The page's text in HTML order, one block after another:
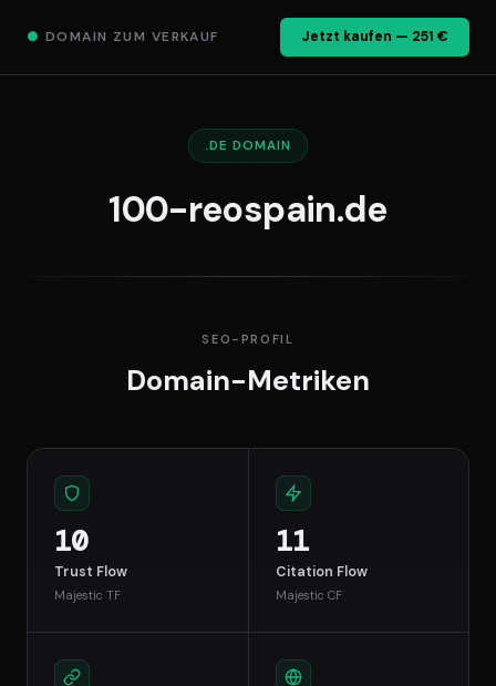
● DOMAIN ZUM VERKAUF Jetzt kaufen — 251 €
.DE DOMAIN
100-reospain.de
SEO-PROFIL
Domain-Metriken
10
Trust Flow
Majestic TF
11
Citation Flow
Majestic CF